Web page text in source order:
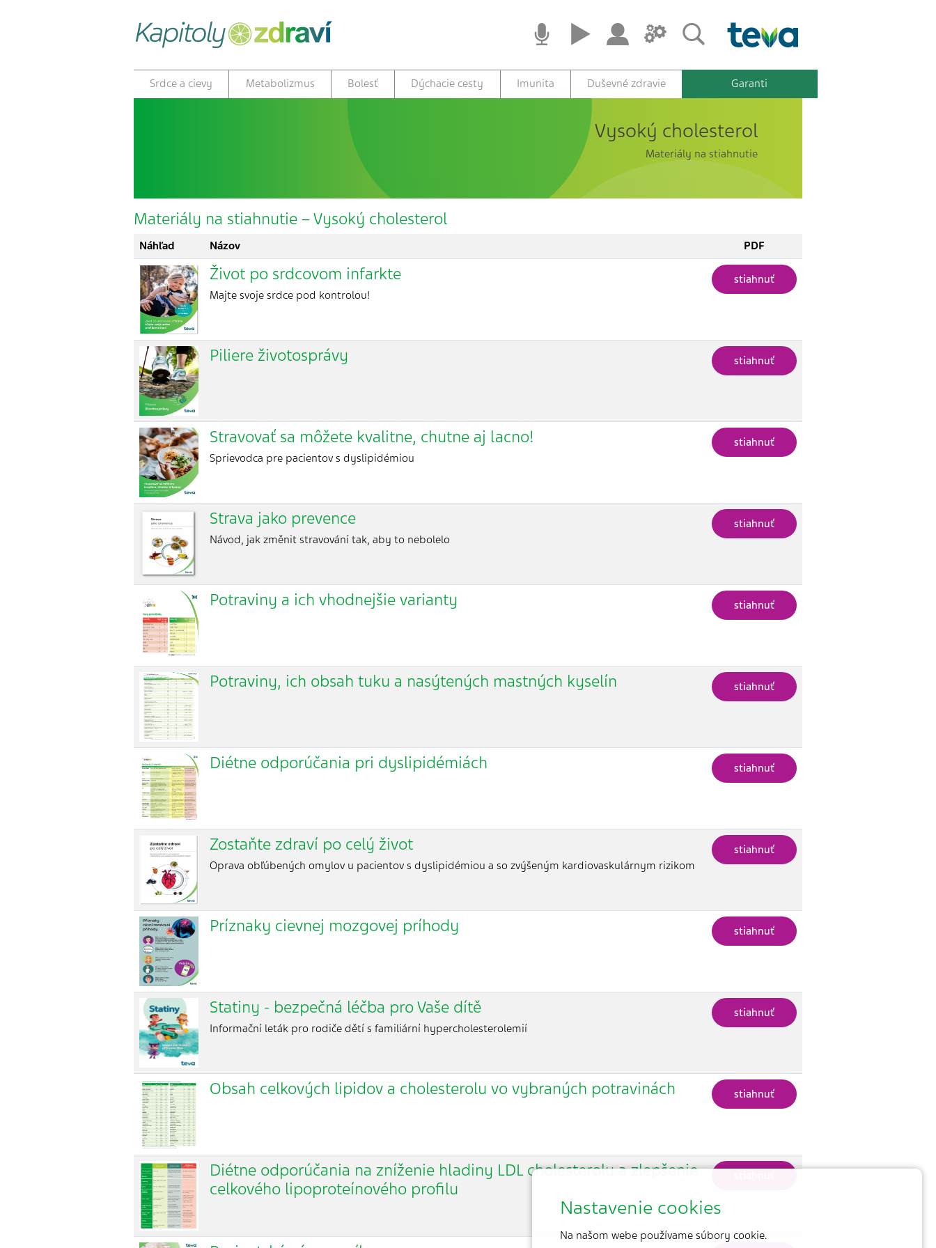
Srdce a cievy Metabolizmus Bolesť Dýchacie cesty Imunita Duševné zdravie Garanti
Vysoký cholesterol
Materiály na stiahnutie
Materiály na stiahnutie – Vysoký cholesterol
Náhľad Názov PDF
Život po srdcovom infarkte
Majte svoje srdce pod kontrolou!
stiahnuť
Piliere životosprávy stiahnuť
Stravovať sa môžete kvalitne, chutne aj lacno!
Sprievodca pre pacientov s dyslipidémiou
stiahnuť
Strava jako prevence
Návod, jak změnit stravování tak, aby to nebolelo
stiahnuť
Potraviny a ich vhodnejšie varianty stiahnuť
Potraviny, ich obsah tuku a nasýtených mastných kyselín stiahnuť
Diétne odporúčania pri dyslipidémiách stiahnuť
Zostaňte zdraví po celý život
Oprava obľúbených omylov u pacientov s dyslipidémiou a so zvýšeným kardiovaskulárnym rizikom
stiahnuť
Príznaky cievnej mozgovej príhody stiahnuť
Statiny - bezpečná léčba pro Vaše dítě
Informační leták pro rodiče dětí s familiární hypercholesterolemií
stiahnuť
Obsah celkových lipidov a cholesterolu vo vybraných potravinách stiahnuť
Diétne odporúčania na zníženie hladiny LDL cholesterolu a zlepšenie
celkového lipoproteínového profilu
Nastavenie cookies
Na našom webe používame súbory cookie.